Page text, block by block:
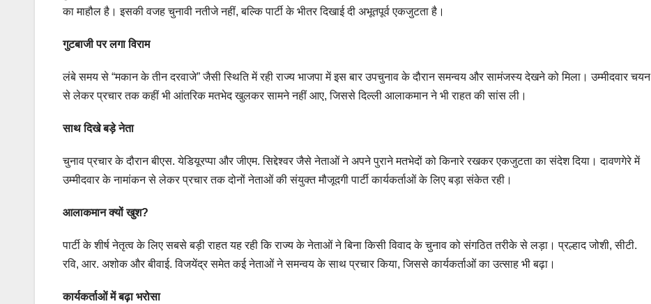
का माहौल है। इसकी वजह चुनावी नतीजे नहीं, बल्कि पार्टी के भीतर दिखाई दी अभूतपूर्व एकजुटता है।
गुटबाजी पर लगा विराम
लंबे समय से “मकान के तीन दरवाजे” जैसी स्थिति में रही राज्य भाजपा में इस बार उपचुनाव के दौरान समन्वय और सामंजस्य देखने को मिला। उम्मीदवार चयन
से लेकर प्रचार तक कहीं भी आंतरिक मतभेद खुलकर सामने नहीं आए, जिससे दिल्ली आलाकमान ने भी राहत की सांस ली।
साथ दिखे बड़े नेता
चुनाव प्रचार के दौरान बीएस. येडियूरप्पा और जीएम. सिद्देश्वर जैसे नेताओं ने अपने पुराने मतभेदों को किनारे रखकर एकजुटता का संदेश दिया। दावणगेरे में
उम्मीदवार के नामांकन से लेकर प्रचार तक दोनों नेताओं की संयुक्त मौजूदगी पार्टी कार्यकर्ताओं के लिए बड़ा संकेत रही।
आलाकमान क्यों खुश?
पार्टी के शीर्ष नेतृत्व के लिए सबसे बड़ी राहत यह रही कि राज्य के नेताओं ने बिना किसी विवाद के चुनाव को संगठित तरीके से लड़ा। प्रल्हाद जोशी, सीटी.
रवि, आर. अशोक और बीवाई. विजयेंद्र समेत कई नेताओं ने समन्वय के साथ प्रचार किया, जिससे कार्यकर्ताओं का उत्साह भी बढ़ा।
कार्यकर्ताओं में बढ़ा भरोसा